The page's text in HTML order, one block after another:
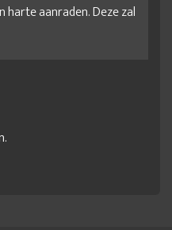
harte aanraden. Deze zal